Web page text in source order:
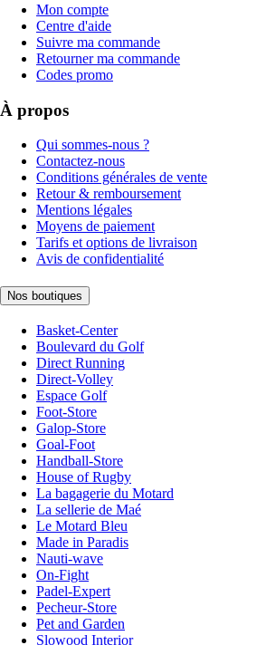
Mon compte
Centre d'aide
Suivre ma commande
Retourner ma commande
Codes promo
À propos
Qui sommes-nous ?
Contactez-nous
Conditions générales de vente
Retour & remboursement
Mentions légales
Moyens de paiement
Tarifs et options de livraison
Avis de confidentialité
Nos boutiques
Basket-Center
Boulevard du Golf
Direct Running
Direct-Volley
Espace Golf
Foot-Store
Galop-Store
Goal-Foot
Handball-Store
House of Rugby
La bagagerie du Motard
La sellerie de Maé
Le Motard Bleu
Made in Paradis
Nauti-wave
On-Fight
Padel-Expert
Pecheur-Store
Pet and Garden
Slowood Interior